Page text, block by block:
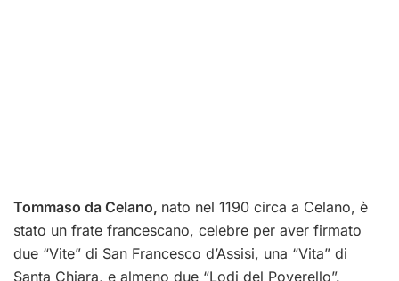
Tommaso da Celano, nato nel 1190 circa a Celano, è
stato un frate francescano, celebre per aver firmato
due “Vite” di San Francesco d’Assisi, una “Vita” di
Santa Chiara, e almeno due “Lodi del Poverello”.